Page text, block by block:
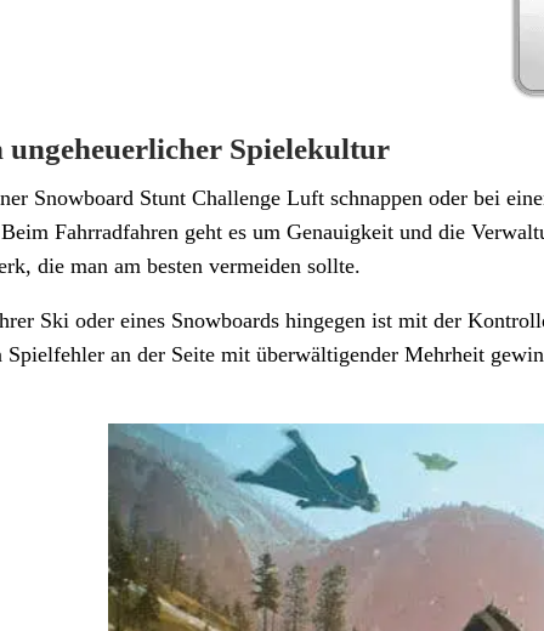
ungeheuerlicher Spielekultur
Snowboard Stunt Challenge Luft schnappen oder bei
Fahrradfahren geht es um Genauigkeit und die
die man am besten vermeiden sollte.
Ski oder eines Snowboards hingegen ist mit der
Spielfehler an der Seite mit überwältigender Mehrheit